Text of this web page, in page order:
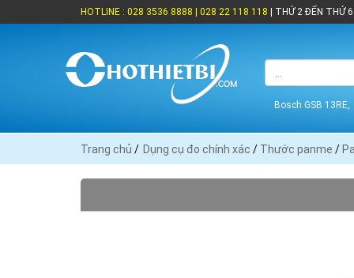
HOTLINE : 028 3536 8888 | 028 22 118 118 | THỨ 2 ĐẾN THỨ
Bosch GSB 13RE,
Trang chủ / Dụng cụ đo chính xác / Thước panme /